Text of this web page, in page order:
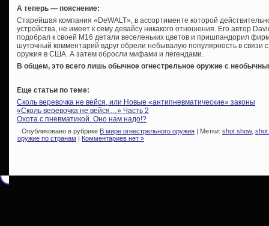
А теперь — пояснение:
Старейшая компания «DeWALT», в ассортименте которой
устройства, не имеет к сему девайсу никакого отношения. Его автор
подобрал к своей М16 детали веселеньких цветов и пришпандорил
шуточный комментарий вдруг обрели небывалую популярность в
оружия в США. А затем обросли мифами и легендами.
В общем, это всего лишь обычное огнестрельное оружие с
Еще статьи по теме:
Сколь веревочка не вейся, или Новые «антипневматические» законы
«Сколь веревочка не вейся…» Часть 2
Охота с пневматикой. Оно нам надо!?
Опубликовано в рубрике В мире огнестрельного оружия | Метки: shot show, shot
оружие по странам
Комментариев нет »